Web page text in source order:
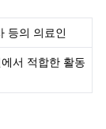
등의 의료인
서 적합한 활동